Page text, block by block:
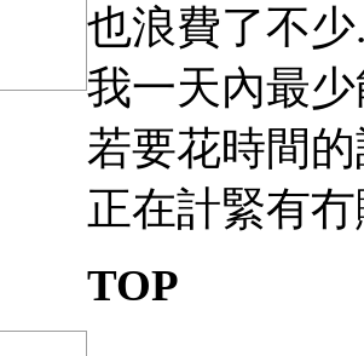
也浪費了不少
我一天內最
若要花時間
正在計緊有
TOP